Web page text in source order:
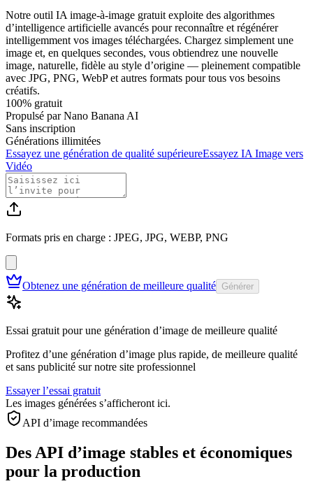
Notre outil IA image-à-image gratuit exploite des algorithmes
d’intelligence artificielle avancés pour reconnaître et régénérer
intelligemment vos images téléchargées. Chargez simplement une
image et, en quelques secondes, vous obtiendrez une nouvelle
image, naturelle, fidèle au style d’origine — pleinement compatible
avec JPG, PNG, WebP et autres formats pour tous vos besoins
créatifs.
100% gratuit
Propulsé par Nano Banana AI
Sans inscription
Générations illimitées
Essayez une génération de qualité supérieureEssayez IA Image vers
Vidéo
Formats pris en charge : JPEG, JPG, WEBP, PNG
Obtenez une génération de meilleure qualité Générer
Essai gratuit pour une génération d’image de meilleure qualité
Profitez d’une génération d’image plus rapide, de meilleure qualité
et sans publicité sur notre site professionnel
Essayer l’essai gratuit
Les images générées s’afficheront ici.
API d’image recommandées
Des API d’image stables et économiques
pour la production